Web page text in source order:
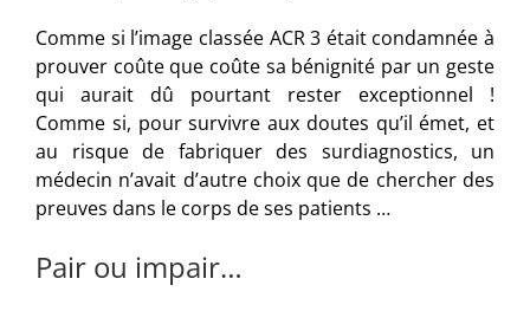
Comme si l’image classée ACR 3 était condamnée à
prouver coûte que coûte sa bénignité par un geste
qui aurait dû pourtant rester exceptionnel !
Comme si, pour survivre aux doutes qu’il émet, et
au risque de fabriquer des surdiagnostics, un
médecin n’avait d’autre choix que de chercher des
preuves dans le corps de ses patients …
Pair ou impair…